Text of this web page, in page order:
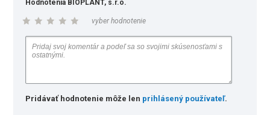
Hodnotenia BIOPLANT, s.r.o.
vyber hodnotenie
Pridávať hodnotenie môže len prihlásený používateľ.